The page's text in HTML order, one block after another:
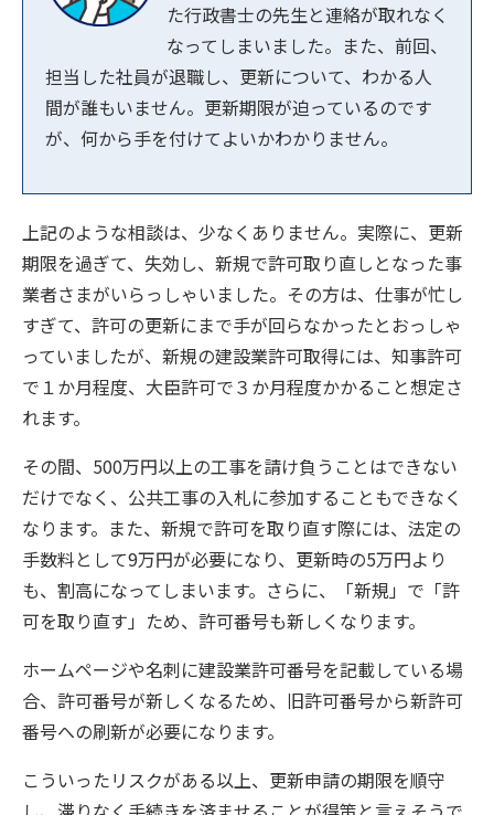
た行政書士の先生と連絡が取れなく
なってしまいました。また、前回、
担当した社員が退職し、更新について、わかる人
間が誰もいません。更新期限が迫っているのです
が、何から手を付けてよいかわかりません。
上記のような相談は、少なくありません。実際に、更新
期限を過ぎて、失効し、新規で許可取り直しとなった事
業者さまがいらっしゃいました。その方は、仕事が忙し
すぎて、許可の更新にまで手が回らなかったとおっしゃ
っていましたが、新規の建設業許可取得には、知事許可
で１か月程度、大臣許可で３か月程度かかること想定さ
れます。
その間、500万円以上の工事を請け負うことはできない
だけでなく、公共工事の入札に参加することもできなく
なります。また、新規で許可を取り直す際には、法定の
手数料として9万円が必要になり、更新時の5万円より
も、割高になってしまいます。さらに、「新規」で「許
可を取り直す」ため、許可番号も新しくなります。
ホームページや名刺に建設業許可番号を記載している場
合、許可番号が新しくなるため、旧許可番号から新許可
番号への刷新が必要になります。
こういったリスクがある以上、更新申請の期限を順守